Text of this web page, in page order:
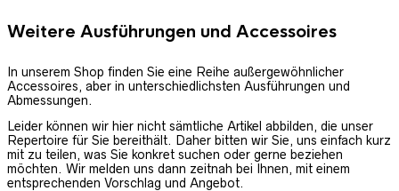
Weitere Ausführungen und Accessoires
In unserem Shop finden Sie eine Reihe außergewöhnlicher
Accessoires, aber in unterschiedlichsten Ausführungen und
Abmessungen.
Leider können wir hier nicht sämtliche Artikel abbilden, die unser
Repertoire für Sie bereithält. Daher bitten wir Sie, uns einfach kurz
mit zu teilen, was Sie konkret suchen oder gerne beziehen
möchten. Wir melden uns dann zeitnah bei Ihnen, mit einem
entsprechenden Vorschlag und Angebot.